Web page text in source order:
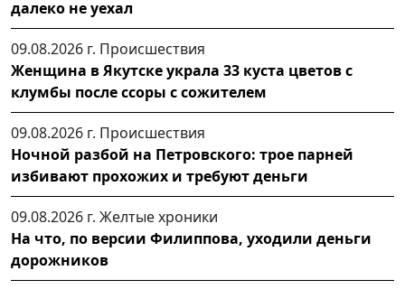
далеко не уехал
09.08.2026 г. Происшествия
Женщина в Якутске украла 33 куста цветов с
клумбы после ссоры с сожителем
09.08.2026 г. Происшествия
Ночной разбой на Петровского: трое парней
избивают прохожих и требуют деньги
09.08.2026 г. Желтые хроники
На что, по версии Филиппова, уходили деньги
дорожников